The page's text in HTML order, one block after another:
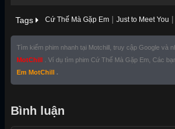
Tags Cứ Thế Mà Gặp Em | Just to Meet You |
Tìm kiếm phim nhanh tại Motchill, truy cập Google và
MotChill
. Ví dụ tìm phim Cứ Thế Mà Gặp Em, Các
Em MotChill .
Bình luận